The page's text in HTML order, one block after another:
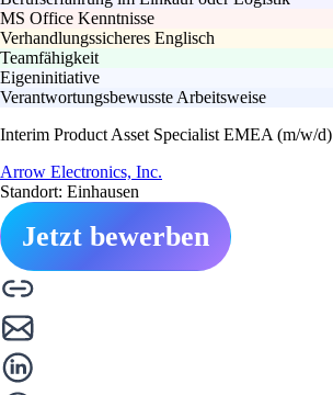
MS Office Kenntnisse
Verhandlungssicheres Englisch
Teamfähigkeit
Eigeninitiative
Verantwortungsbewusste Arbeitsweise
Interim Product Asset Specialist EMEA (m/w/d)
Arrow Electronics, Inc.
Standort: Einhausen
Jetzt bewerben